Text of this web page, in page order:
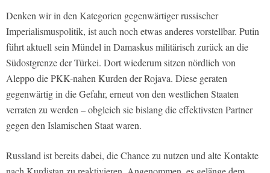
Denken wir in den Kategorien gegenwärtiger russischer
Imperialismuspolitik, ist auch noch etwas anderes vorstellbar. Putin
führt aktuell sein Mündel in Damaskus militärisch zurück an die
Südostgrenze der Türkei. Dort wiederum sitzen nördlich von
Aleppo die PKK-nahen Kurden der Rojava. Diese geraten
gegenwärtig in die Gefahr, erneut von den westlichen Staaten
verraten zu werden – obgleich sie bislang die effektivsten Partner
gegen den Islamischen Staat waren.
Russland ist bereits dabei, die Chance zu nutzen und alte Kontakte